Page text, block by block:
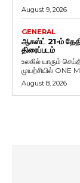
August 9, 2026
GENERAL
ஆகஸ்ட் 21-ம் தேதி
திரைப்படம்
உலகில் யாரும்
முயற்சியில் ONE
August 8, 2026